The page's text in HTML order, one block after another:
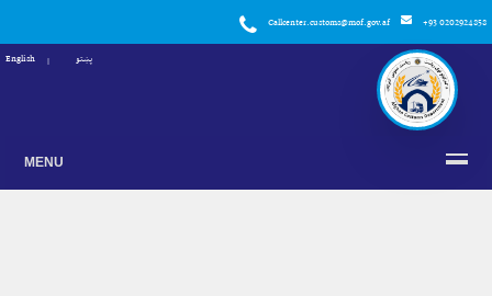
Callcenter.customs@mof.gov.af +93 0202924858
پښتو English
MENU